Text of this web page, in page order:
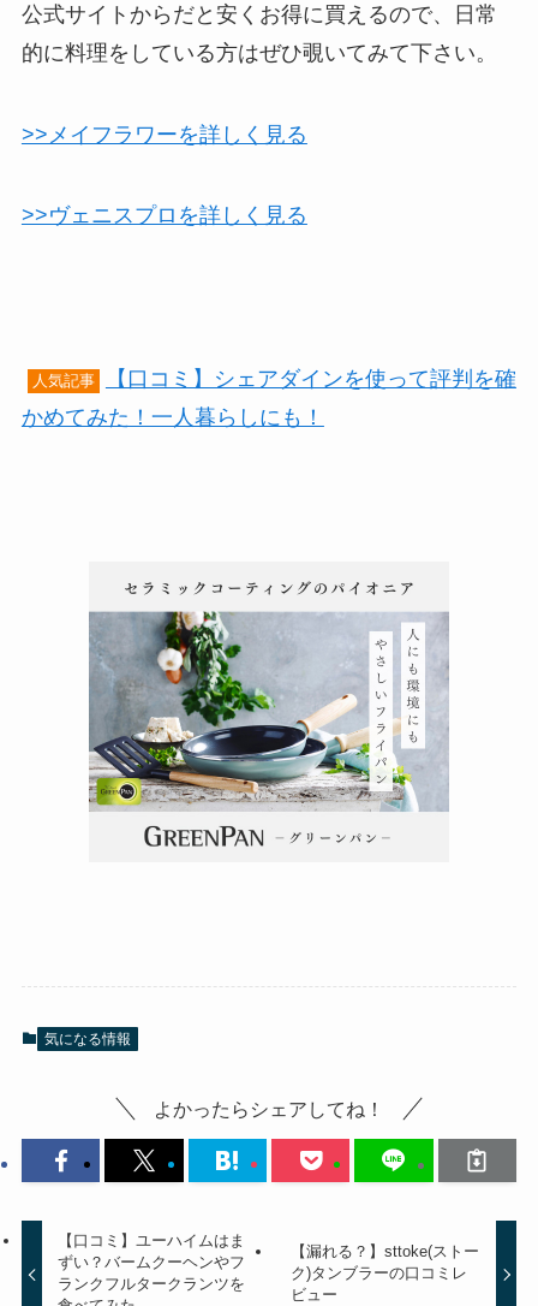
公式サイトからだと安くお得に買えるので、日常
的に料理をしている方はぜひ覗いてみて下さい。
>>メイフラワーを詳しく見る
>>ヴェニスプロを詳しく見る
人気記事
【口コミ】シェアダインを使って評判を確
かめてみた！一人暮らしにも！
気になる情報
よかったらシェアしてね！
【口コミ】ユーハイムはま
ずい？バームクーヘンやフ
ランクフルタークランツを
【漏れる？】sttoke(ストー
ク)タンブラーの口コミレ
ビュー